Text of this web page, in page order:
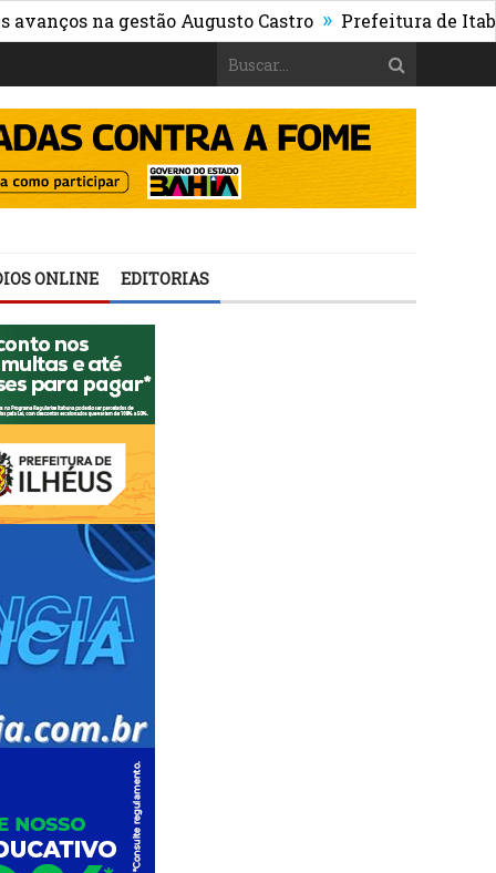
na gestão Augusto Castro » Prefeitura de Itabuna
ONLINE EDITORIAS